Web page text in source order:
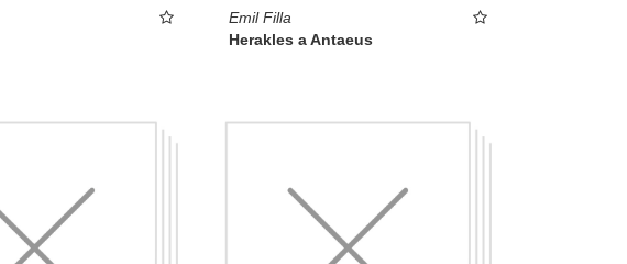
Emil Filla
Herakles a Antaeus